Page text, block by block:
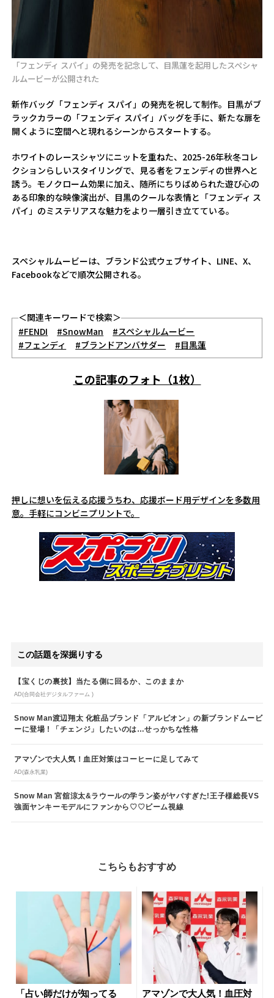
「フェンディ スパイ」の発売を記念して、目黒蓮を起用したスペシャ
ルムービーが公開された
新作バッグ「フェンディ スパイ」の発売を祝して制作。目黒がブ
ラックカラーの「フェンディ スパイ」バッグを手に、新たな扉を
開くように空間へと現れるシーンからスタートする。
ホワイトのレースシャツにニットを重ねた、2025-26年秋冬コレ
クションらしいスタイリングで、見る者をフェンディの世界へと
誘う。モノクローム効果に加え、随所にちりばめられた遊び心の
ある印象的な映像演出が、目黒のクールな表情と「フェンディ ス
パイ」のミステリアスな魅力をより一層引き立てている。
スペシャルムービーは、ブランド公式ウェブサイト、LINE、X、
Facebookなどで順次公開される。
＜関連キーワードで検索＞
#FENDI
#SnowMan
#スペシャルムービー
#フェンディ
#ブランドアンバサダー #目黒蓮
この記事のフォト（1枚）
押しに想いを伝える応援うちわ、応援ボード用デザインを多数用
意。手軽にコンビニプリントで。
この話題を深掘りする
【宝くじの裏技】当たる側に回るか、このままか
AD(合同会社デジタルファーム )
Snow Man渡辺翔太 化粧品ブランド「アルビオン」の新ブランドムービ
ーに登場 ! 「チェンジ」したいのは…せっかちな性格
アマゾンで大人気！血圧対策はコーヒーに足してみて
AD(森永乳業)
Snow Man 宮舘涼太&ラウールの学ラン姿がヤバすぎた!王子様総長VS
強面ヤンキーモデルにファンから♡♡ビーム視線
こちらもおすすめ
「占い師だけが知ってる アマゾンで大人気！血圧対